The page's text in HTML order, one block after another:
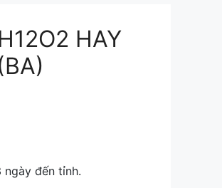
HAY
ngày đến tỉnh.